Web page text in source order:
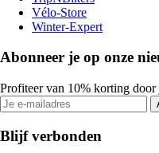
Vélo-Store
Winter-Expert
Abonneer je op onze
Profiteer van 10% korting
Blijf verbonden